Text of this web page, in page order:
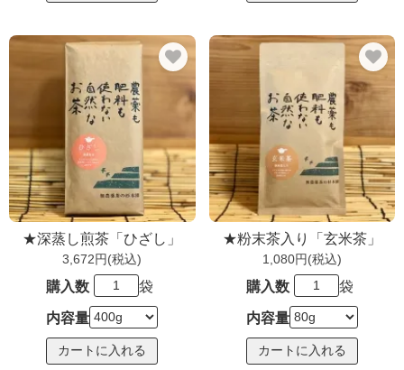
★深蒸し煎茶「ひざし」
3,672円(税込)
購入数 袋
内容量
★粉末茶入り「玄米茶」
1,080円(税込)
購入数 袋
内容量